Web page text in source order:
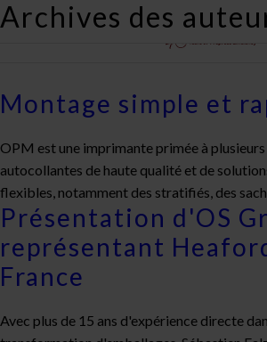
Archives des
Montage simple et
OPM est une imprimante primée à
autocollantes de haute qualité et de
flexibles, notamment des stratifiés, des
Présentation d'OS
représentant
France
Avec plus de 15 ans d'expérience directe